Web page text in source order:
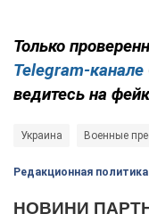
Только
Telegram-канале
ведитесь на
Украина Военные
Редакционная политика